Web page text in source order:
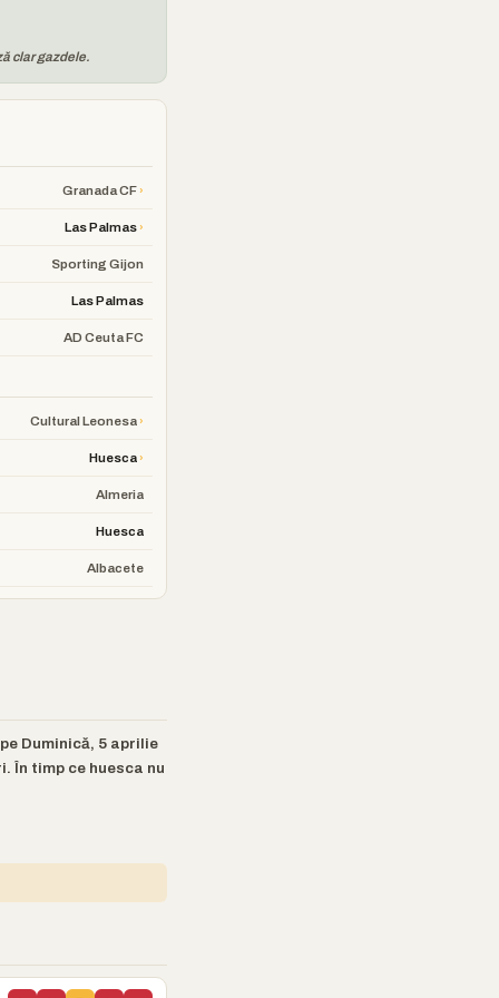
clar gazdele.
Granada CF›
Las Palmas›
Sporting Gijon
Las Palmas
AD Ceuta FC
Cultural Leonesa›
Huesca›
Almeria
Huesca
Albacete
Duminică, 5 aprilie
În timp ce huesca nu